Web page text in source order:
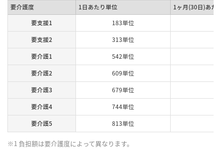
要介護度 1日あたり単位
1ヶ月(30日)あた
要支援1
183単位
要支援2
313単位
要介護1
542単位
要介護2
609単位
要介護3
679単位
要介護4
744単位
要介護5
813単位
※1 負担額は要介護度によって異なります。